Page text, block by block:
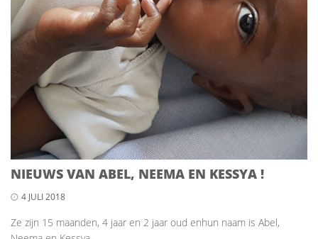
NIEUWS VAN ABEL, NEEMA EN KESSYA !
4 JULI 2018
Ze zijn 15 maanden, 4 jaar en 2 jaar oud enhun naam is Abel,